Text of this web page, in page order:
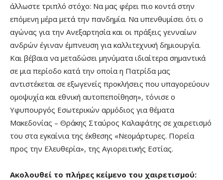
άλλωστε τριπλό στόχο: Να μας φέρει πιο κοντά στην
επόμενη μέρα μετά την πανδημία. Να υπενθυμίσει ότι ο
αγώνας για την Ανεξαρτησία και οι πράξεις γενναίων
ανδρών έγιναν έμπνευση για καλλιτεχνική δημιουργία.
Και βέβαια να μεταδώσει μηνύματα ιδιαίτερα σημαντικά
σε μια περίοδο κατά την οποία η Πατρίδα μας
αντιστέκεται σε εξωγενείς προκλήσεις που υπαγορεύουν
ομοψυχία και εθνική αυτοπεποίθηση», τόνισε ο
Υφυπουργός Εσωτερικών αρμόδιος για θέματα
Μακεδονίας – Θράκης Σταύρος Καλαφάτης σε χαιρετισμό
του στα εγκαίνια της έκθεσης «Νεομάρτυρες. Πορεία
προς την Ελευθερία», της Αγιορειτικής Εστίας.
Ακολουθεί το πλήρες κείμενο του χαιρετισμού: